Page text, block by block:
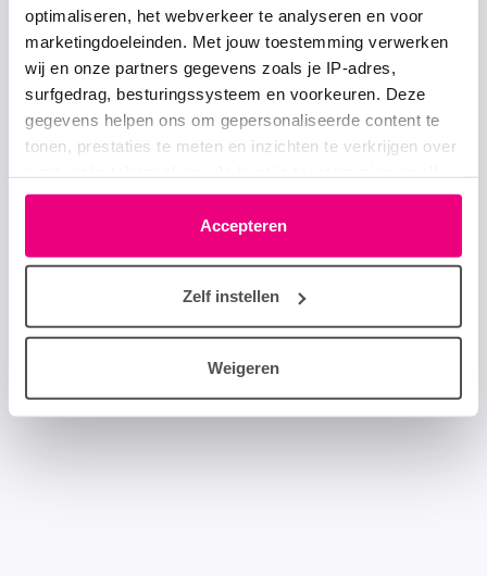
optimaliseren, het webverkeer te analyseren en voor
marketingdoeleinden. Met jouw toestemming verwerken
wij en onze partners gegevens zoals je IP-adres,
surfgedrag, besturingssysteem en voorkeuren. Deze
gegevens helpen ons om gepersonaliseerde content te
tonen, prestaties te meten en inzichten te verkrijgen over
moment wijzigen of intrekken via het cookie-icoontje
linksonder elke pagina. De lijst met partners is te vinden
in het tabblad “details”.
Accepteren
Zelf instellen
Weigeren